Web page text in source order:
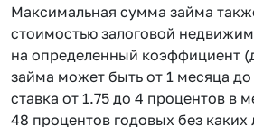
Максимальная сумма займа
стоимостью залоговой
на определенный коэффициент
займа может быть от 1 месяца
ставка от 1.75 до 4 процентов в
48 процентов годовых без